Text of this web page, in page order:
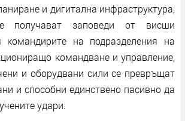
и дигитална инфраструктура,
получават заповеди от висши
на подразделения на
командване и управление,
и оборудвани сили се превръщат
и способни единствено пасивно да
удари.